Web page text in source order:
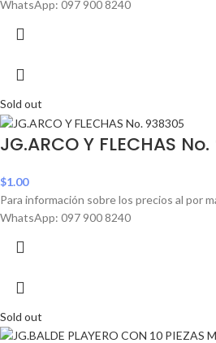
WhatsApp: 097 900 8240
Sold out
JG.ARCO Y FLECHAS
$1.00
Para información sobre los precios al por
WhatsApp: 097 900 8240
Sold out